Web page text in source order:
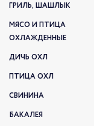
ГРИЛЬ, ШАШЛЫК
МЯСО И ПТИЦА
ОХЛАЖДЕННЫЕ
ДИЧЬ ОХЛ
ПТИЦА ОХЛ
СВИНИНА
БАКАЛЕЯ